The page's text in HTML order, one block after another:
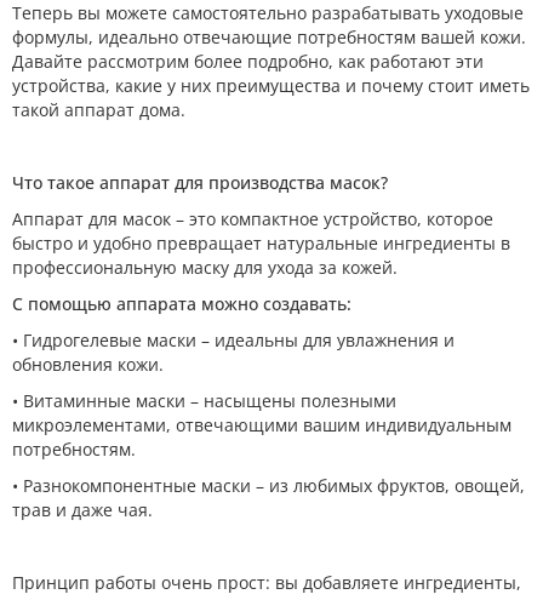
Теперь вы можете самостоятельно разрабатывать уходовые
формулы, идеально отвечающие потребностям вашей кожи.
Давайте рассмотрим более подробно, как работают эти
устройства, какие у них преимущества и почему стоит иметь
такой аппарат дома.
Что такое аппарат для производства масок?
Аппарат для масок – это компактное устройство, которое
быстро и удобно превращает натуральные ингредиенты в
профессиональную маску для ухода за кожей.
С помощью аппарата можно создавать:
• Гидрогелевые маски – идеальны для увлажнения и
обновления кожи.
• Витаминные маски – насыщены полезными
микроэлементами, отвечающими вашим индивидуальным
потребностям.
• Разнокомпонентные маски – из любимых фруктов, овощей,
трав и даже чая.
Принцип работы очень прост: вы добавляете ингредиенты,